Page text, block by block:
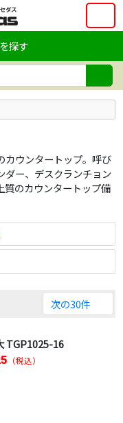
探す
カウンタートップ。呼び
ダー、デスクランチョン
質のカウンタートップ備
次の30件
TGP1025-16
（税込）